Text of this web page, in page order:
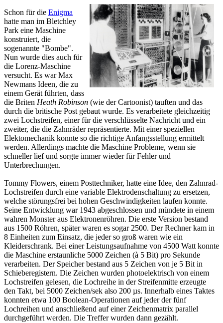
Schon für die Enigma
hatte man im Bletchley
Park eine Maschine
konstruiert, die
sogenannte "Bombe".
Nun wurde dies auch für
die Lorenz-Maschine
versucht. Es war Max
Newmans Ideen, die zu
einem Gerät führten, dass
die Briten Heath Robinson (wie der Cartoonist) tauften und das
durch die britische Post gebaut wurde. Es verarbeitete gleichzeitig
zwei Lochstreifen, einer für die verschlüsselte Nachricht und ein
zweiter, die die Zahnräder repräsentierte. Mit einer speziellen
Elektomechanik konnte so die richtige Anfangsstellung ermittelt
werden. Allerdings machte die Maschine Probleme, wenn sie
schneller lief und sorgte immer wieder für Fehler und
Unterbrechungen.
Tommy Flowers, einem Posttechniker, hatte eine Idee, den Zahnrad-
Lochstreifen durch eine variable Elektrodenschaltung zu ersetzen,
welche störungsfrei bei hohen Geschwindigkeiten laufen konnte.
Seine Entwicklung war 1943 abgeschlossen und mündete in einem
wahren Monster aus Elektronenröhren. Die erste Version bestand
aus 1500 Röhren, später waren es sogar 2500. Der Rechner kam in
8 Einheiten zum Einsatz, die jeder so groß waren wie ein
Kleiderschrank. Bei einer Leistungsaufnahme von 4500 Watt konnte
die Maschine erstaunliche 5000 Zeichen (à 5 Bit) pro Sekunde
verarbeiten. Der Speicher bestand aus 5 Zeichen von je 5 Bit in
Schieberegistern. Die Zeichen wurden photoelektrisch von einem
Lochstreifen gelesen, die Lochreihe in der Streifenmitte erzeugte
den Takt, bei 5000 Zeichen/sek also 200 µs. Innerhalb eines Taktes
konnten etwa 100 Boolean-Operationen auf jeder der fünf
Lochreihen und anschließend auf einer Zeichenmatrix parallel
durchgeführt werden. Die Treffer wurden dann gezählt.